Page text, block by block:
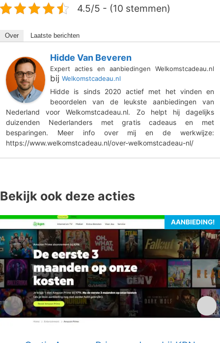
4.5/5 - (10 stemmen)
Over Laatste berichten
Hidde Van Beveren
Expert acties en aanbiedingen Welkomstcadeau.nl
bij Welkomstcadeau.nl
Hidde is sinds 2020 actief met het vinden en
beoordelen van de leukste aanbiedingen van
Nederland voor Welkomstcadeau.nl. Zo helpt hij dagelijks
duizenden Nederlanders met gratis cadeaus en met
besparingen. Meer info over mij en de werkwijze:
https://www.welkomstcadeau.nl/over-welkomstcadeau-nl/
Bekijk ook deze acties
AANBIEDING!